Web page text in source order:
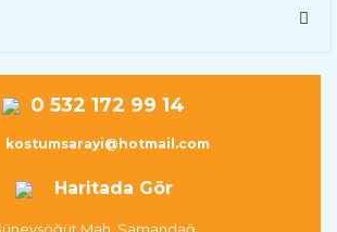
0 532 172 99 14
kostumsarayi@hotmail.com
Haritada Gör